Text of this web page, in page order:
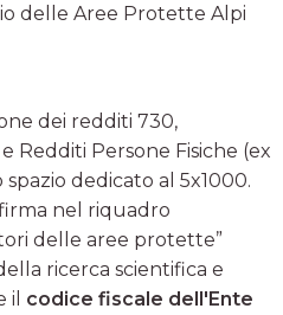
delle Aree Protette Alpi
dei redditi 730,
Redditi Persone Fisiche (ex
dedicato al 5x1000.
nel riquadro
delle aree protette”
ricerca scientifica e
il codice fiscale dell'Ente